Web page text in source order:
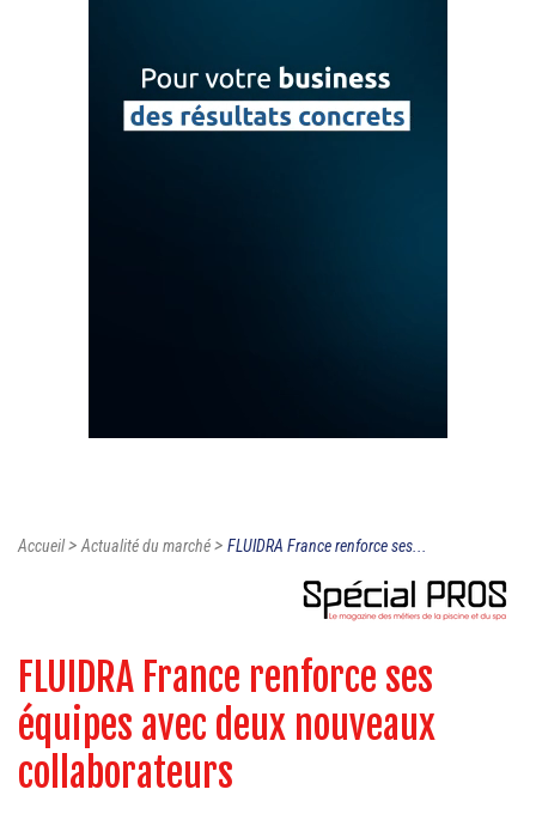
Accueil>Actualité du marché> FLUIDRA France renforce ses...
FLUIDRA France renforce ses
équipes avec deux nouveaux
collaborateurs